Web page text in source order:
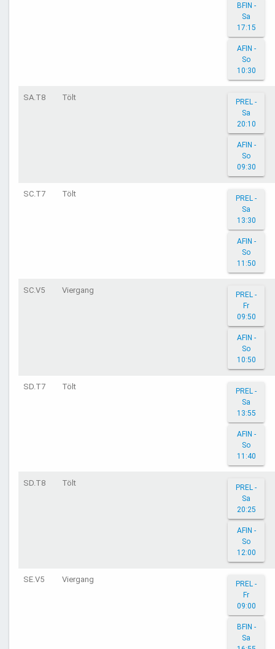
BFIN -
Sa
17:15
AFIN -
So
10:30
SA.T8 Tölt
PREL -
Sa
20:10
AFIN -
So
09:30
SC.T7 Tölt
PREL -
Sa
13:30
AFIN -
So
11:50
SC.V5 Viergang
PREL -
Fr
09:50
AFIN -
So
10:50
SD.T7 Tölt
PREL -
Sa
13:55
AFIN -
So
11:40
SD.T8 Tölt
PREL -
Sa
20:25
AFIN -
So
12:00
SE.V5 Viergang
PREL -
Fr
09:00
BFIN -
Sa